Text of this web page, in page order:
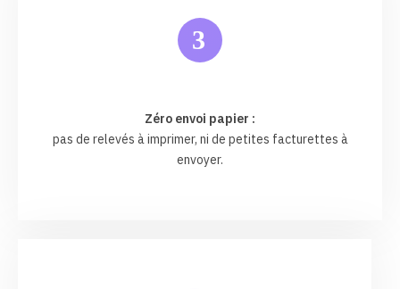
3
Zéro envoi papier :
pas de relevés à imprimer, ni de petites facturettes à
envoyer.